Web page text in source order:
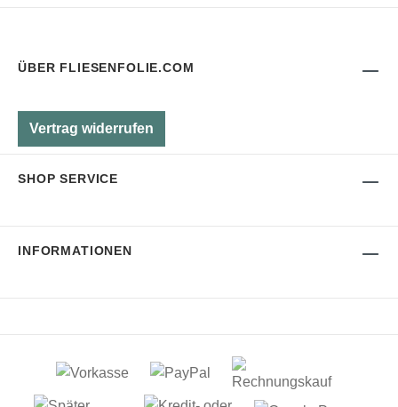
ÜBER FLIESENFOLIE.COM
Vertrag widerrufen
SHOP SERVICE
INFORMATIONEN